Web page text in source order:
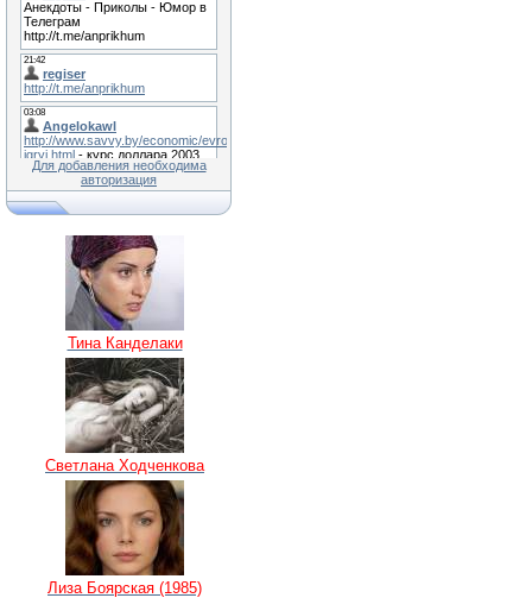
Для добавления необходима
авторизация
Тина Канделаки
Светлана Ходченкова
Лиза Боярская (1985)